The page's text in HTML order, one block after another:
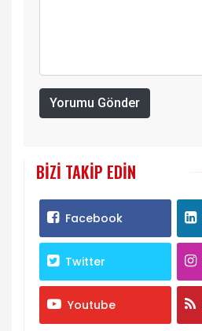
Yorumu Gönder
BIZI TAKIP EDIN
Facebook
Twitter
Youtube